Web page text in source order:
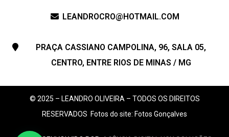
LEANDROCRO@HOTMAIL.COM
PRAÇA CASSIANO CAMPOLINA, 96, SALA 05,
CENTRO, ENTRE RIOS DE MINAS / MG
© 2025 – LEANDRO OLIVEIRA – TODOS OS DIREITOS
RESERVADOS Fotos do site: Fotos Gonçalves